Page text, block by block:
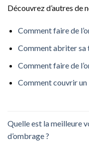
Découvrez d’autres de
Comment faire de
Comment abriter sa
Comment faire de
Comment couvrir un
Quelle est la meilleure
d’ombrage ?